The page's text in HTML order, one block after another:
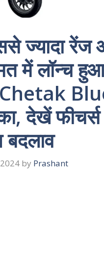
ज्यादा रेंज
में लॉन्च
देखें
by Prashant